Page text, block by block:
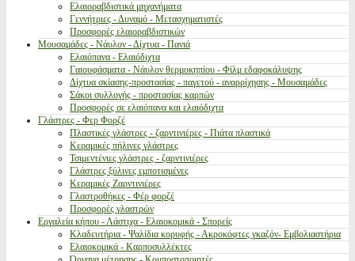
Ελαιοραβδιστικά μηχανήματα
Γεννήτριες - Δυναμό - Μετασχηματιστές
Προσφορές ελαιοραβδιστικών
Μουσαμάδες - Νάυλον - Δίχτυα - Πανιά
Ελαιόπανα - Ελαιόδιχτα
Γαιουφάσματα - Νάυλον θερμοκηπίου - Φίλμ εδαφοκάλυψης
Δίχτυα σκίασης-προστασίας - παγετού - αναρρίχησης - Μουσαμάδες
Σάκοι συλλογής - προστασίας καρπών
Προσφορές σε ελαιόπανα και ελαιόδιχτα
Γλάστρες - Φερ Φορζέ
Πλαστικές γλάστρες - ζαρντινιέρες - Πιάτα πλαστικά
Κεραμικές πήλινες γλάστρες
Τσιμεντένιες γλάστρες - ζαρντινιέρες
Γλάστρες ξύλινες εμποτισμένες
Κεραμικές Ζαρντινιέρες
Γλαστροθήκες - Φέρ φορζέ
Προσφορές γλαστρών
Εργαλεία κήπου - Λάστιχα - Ελαιοκομικά - Σπορείς
Κλαδευτήρια - Ψαλίδια κορυφής - Ακροκόφτες γκαζόν- Εμβολιαστήρια
Ελαιοκομικά - Καρποσυλλέκτες